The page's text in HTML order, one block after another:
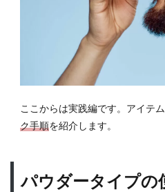
ここからは実践編です。アイテ
ク手順を紹介します。
パウダータイプの